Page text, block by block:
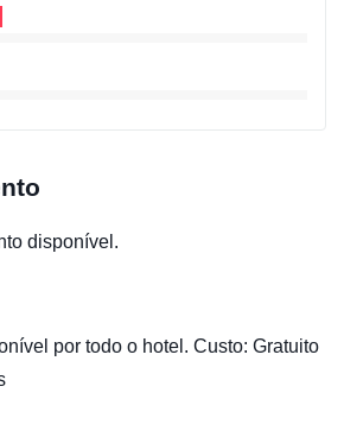
disponível.
por todo o hotel. Custo: Gratuito